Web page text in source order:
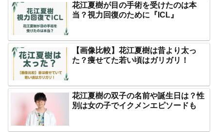
花江夏樹が目の手術を受けたのは本
当？視力回復のために『ICL』
【画像比較】花江夏樹は昔より太っ
た？痩せてた若い頃はガリガリ！
花江夏樹の双子の名前や誕生日は？性
別は女の子でイクメンエピソードも